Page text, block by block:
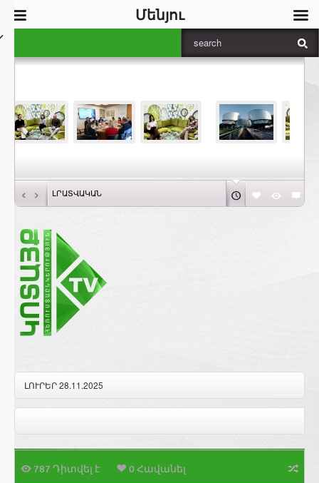
‹ › ԼՐԱՏՎԱԿԱՆ
ԼՈՒՐԵՐ 28.11.2025
787 Դիտվել է 0 Հավանել
Մենյու